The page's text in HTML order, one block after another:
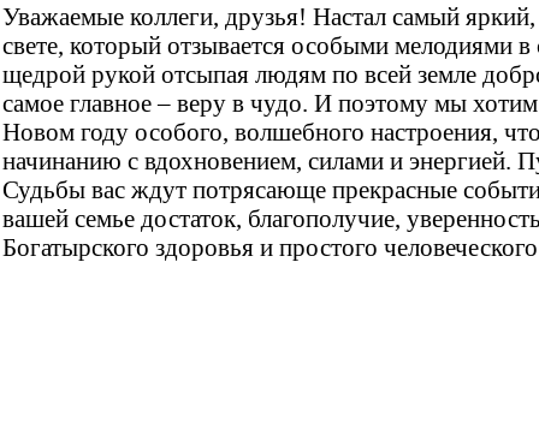
Уважаемые коллеги, друзья! Настал самый
свете, который отзывается особыми мелодиями в
щедрой рукой отсыпая людям по всей земле
самое главное – веру в чудо. И поэтому мы
Новом году особого, волшебного настроения,
начинанию с вдохновением, силами и энергией.
Судьбы вас ждут потрясающе прекрасные
вашей семье достаток, благополучие,
Богатырского здоровья и простого